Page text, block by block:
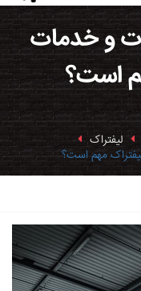
و خدمات
است؟
لیفتراک
مهم است؟